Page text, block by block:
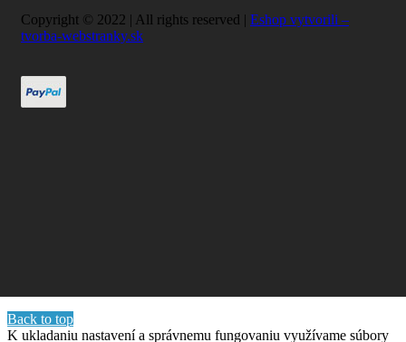
Copyright © 2022 | All rights reserved | Eshop vytvorili –
tvorba-webstranky.sk
Back to top
K ukladaniu nastavení a správnemu fungovaniu využívame súbory